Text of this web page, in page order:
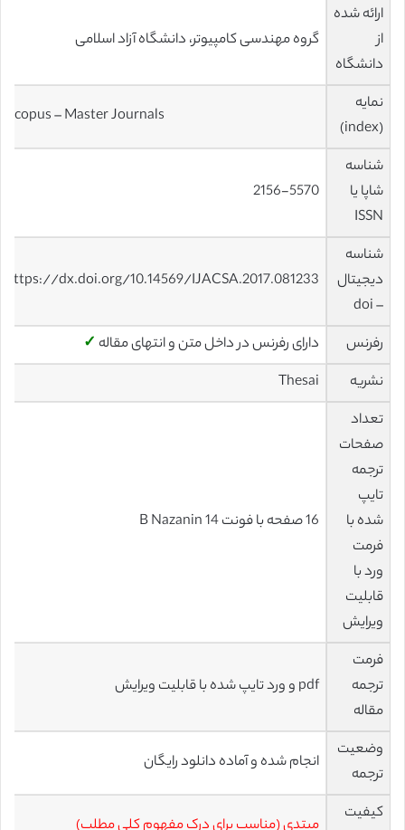
ارائه شده
از
دانشگاه
گروه مهندسی کامپیوتر، دانشگاه آزاد اسلامی
نمایه
(index)
Scopus – Master Journals
شناسه
شاپا یا
ISSN
2156-5570
شناسه
دیجیتال
– doi
https://dx.doi.org/10.14569/IJACSA.2017.081233
رفرنس دارای رفرنس در داخل متن و انتهای مقاله ✓
نشریه
Thesai
تعداد
صفحات
ترجمه
تایپ
شده با
فرمت
ورد با
قابلیت
ویرایش
16 صفحه با فونت 14 B Nazanin
فرمت
ترجمه
مقاله
pdf و ورد تایپ شده با قابلیت ویرایش
وضعیت
ترجمه
انجام شده و آماده دانلود رایگان
کیفیت
مبتدی (مناسب برای درک مفهوم کلی مطلب)